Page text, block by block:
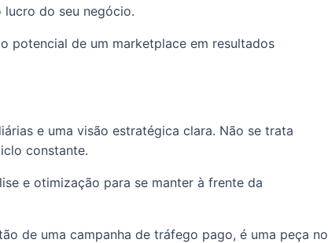
do seu negócio.
potencial de um marketplace em resultados
e uma visão estratégica clara. Não se trata
constante.
e otimização para se manter à frente da
de uma campanha de tráfego pago, é uma peça no